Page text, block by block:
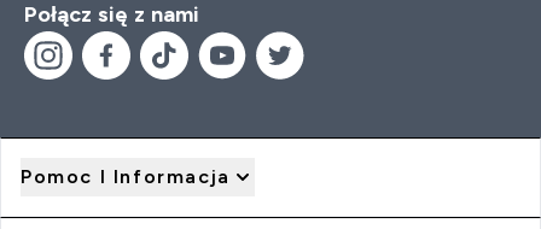
Połącz się z nami
Pomoc I Informacja